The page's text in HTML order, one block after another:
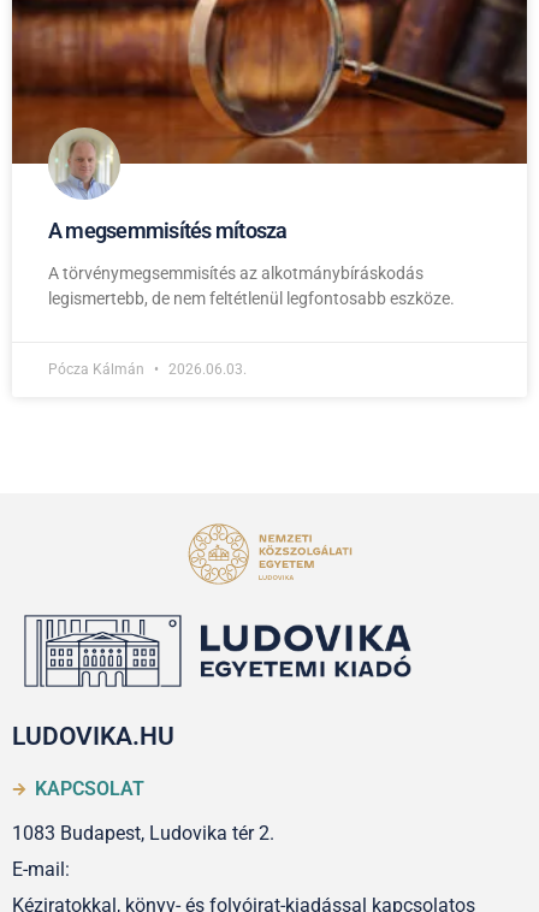
A megsemmisítés mítosza
A törvénymegsemmisítés az alkotmánybíráskodás
legismertebb, de nem feltétlenül legfontosabb eszköze.
Pócza Kálmán 2026.06.03.
LUDOVIKA.HU
KAPCSOLAT
1083 Budapest, Ludovika tér 2.
E-mail:
Kéziratokkal, könyv- és folyóirat-kiadással kapcsolatos